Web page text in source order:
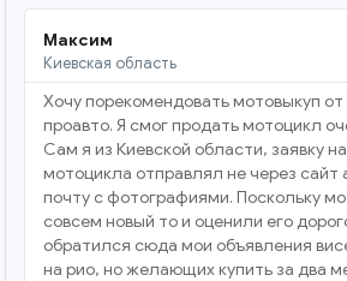
Максим
Киевская область
Хочу порекомендовать мотовыкуп
проавто. Я смог продать мотоцикл
Сам я из Киевской области, заявку
мотоцикла отправлял не через сайт
почту с фотографиями. Поскольку
совсем новый то и оценили его
обратился сюда мои объявления
на рио, но желающих купить за два